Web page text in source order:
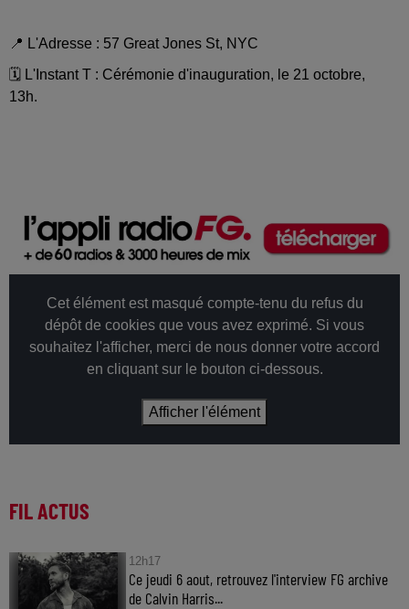
📍 L'Adresse : 57 Great Jones St, NYC
🗓️ L'Instant T : Cérémonie d'inauguration, le 21 octobre,
13h.
Cet élément est masqué compte-tenu du refus du
dépôt de cookies que vous avez exprimé. Si vous
souhaitez l'afficher, merci de nous donner votre accord
en cliquant sur le bouton ci-dessous.
Afficher l'élément
FIL ACTUS
12h17
Ce jeudi 6 aout, retrouvez l'interview FG archive
de Calvin Harris...